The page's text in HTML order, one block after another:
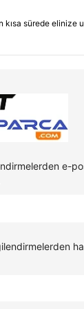
kısa sürede elinize
e-